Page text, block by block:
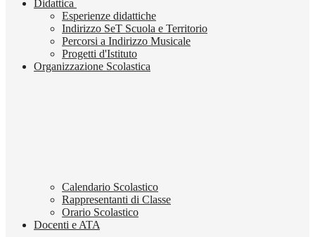
Didattica
Esperienze didattiche
Indirizzo SeT Scuola e Territorio
Percorsi a Indirizzo Musicale
Progetti d'Istituto
Organizzazione Scolastica
Calendario Scolastico
Rappresentanti di Classe
Orario Scolastico
Docenti e ATA